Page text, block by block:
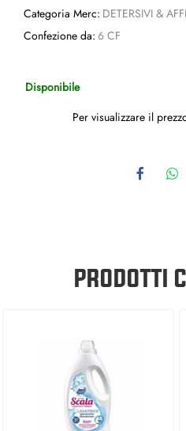
Categoria Merc: DETERSIVI &
Confezione da: 6 CF
Disponibile
Per visualizzare il
PRODOTTI